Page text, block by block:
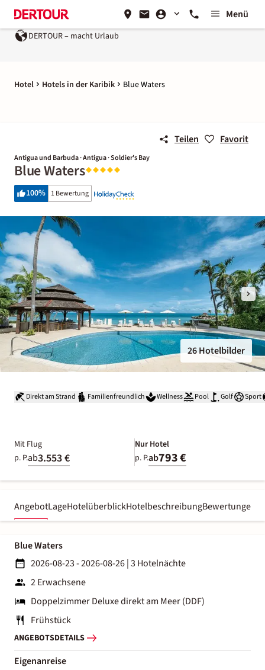
Menü
DERTOUR – macht Urlaub
Hotel Hotels in der Karibik Blue Waters
Teilen Favorit
Antigua und Barbuda · Antigua · Soldier's Bay
Blue Waters
100% 1 Bewertung
26 Hotelbilder
Direkt am Strand Familienfreundlich Wellness Pool Golf Sport
Mit Flug
p. P.ab3.553 €
Nur Hotel
p. P.ab793 €
AngebotLageHotelüberblickHotelbeschreibungBewertungen
Blue Waters
2026-08-23 - 2026-08-26|3 Hotelnächte
2 Erwachsene
Doppelzimmer Deluxe direkt am Meer (DDF)
Frühstück
ANGEBOTSDETAILS
Eigenanreise